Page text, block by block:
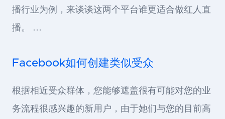
播行业为例，来谈谈这两个平台谁更适合做红人直
播。 …
Facebook如何创建类似受众
根据相近受众群体，您能够遮盖很有可能对您的业
务流程很感兴趣的新用户，由于她们与您的目前高